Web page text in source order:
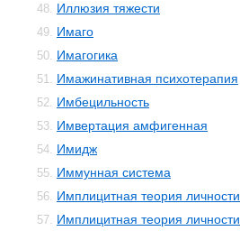
48. Иллюзия тяжести
49. Имаго
50. Имагогика
51. Имажинативная психотерапия
52. Имбецильность
53. Имвертация амфигенная
54. Имидж
55. Иммунная система
56. Имплицитная теория личности
57. Имплицитная теория личности